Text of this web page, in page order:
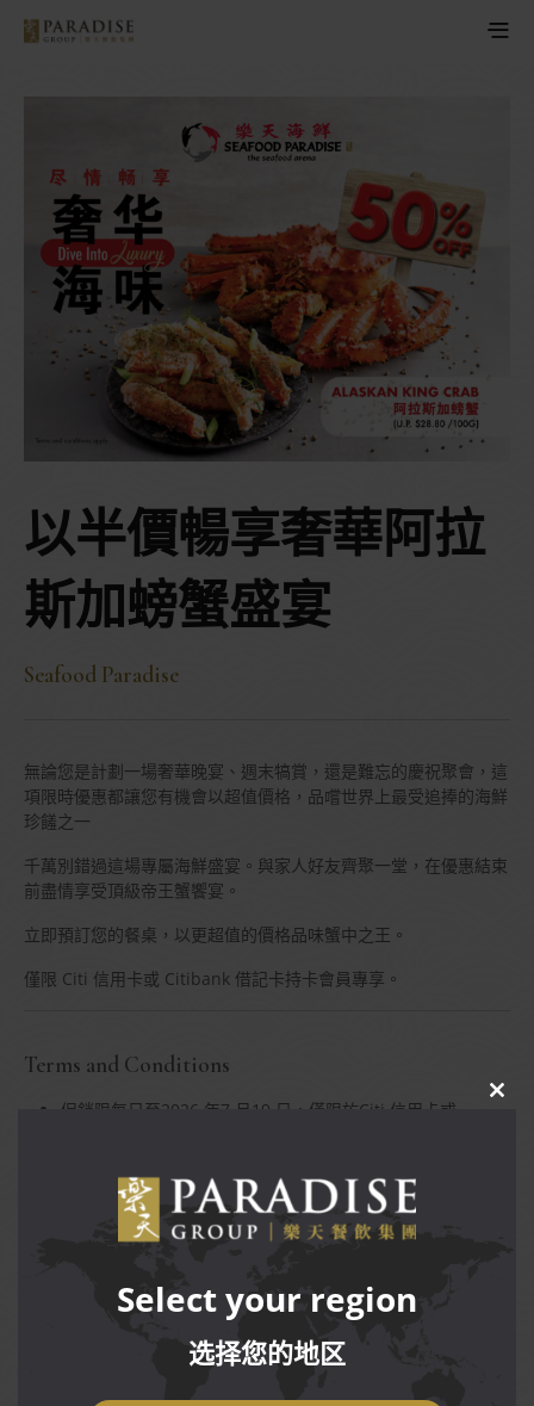
以半價暢享奢華阿拉
斯加螃蟹盛宴
Seafood Paradise
無論您是計劃一場奢華晚宴、週末犒賞，還是難忘的慶祝聚會，這
項限時優惠都讓您有機會以超值價格，品嚐世界上最受追捧的海鮮
珍饈之一
千萬別錯過這場專屬海鮮盛宴。與家人好友齊聚一堂，在優惠結束
前盡情享受頂級帝王蟹饗宴。
立即預訂您的餐桌，以更超值的價格品味蟹中之王。
僅限 Citi 信用卡或 Citibank 借記卡持卡會員專享。
Terms and Conditions
促銷限每日至2026 年7 月19 日，僅限於Citi 信用卡或
可享受此優惠。
促銷不可預定包廂和在包廂裏用餐。
享用折扣阿拉斯加螃蟹促銷的同時不可和其它折扣，促銷，
允許無限次兌換。
價格和折扣不包括服務費與消費稅。
折扣在服務費與消費稅之前給予。
樂天集團保有權力更改促銷的任何條規，恕不另行通知。
Select your region
选择您的地区